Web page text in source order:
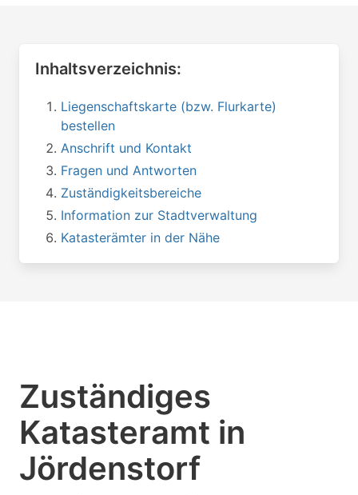
Inhaltsverzeichnis:
Liegenschaftskarte (bzw. Flurkarte)
bestellen
Anschrift und Kontakt
Fragen und Antworten
Zuständigkeitsbereiche
Information zur Stadtverwaltung
Katasterämter in der Nähe
Zuständiges
Katasteramt in
Jördenstorf